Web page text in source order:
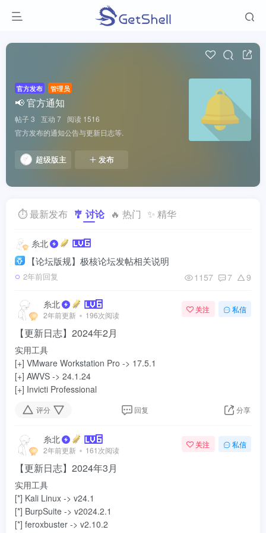
官方发布 管理员
📢 官方通知
帖子 3 互动 7
阅读 1516
官方发布的通知公告与更新日志等.
超级版主 发布
⏱ 最新发布 🎐 讨论 🔥 热门 ✨ 精华
糸北
【论坛版规】极核论坛发帖相关说明
2年前回复 1157 7 9
糸北
2年前更新 196次阅读
关注 私信
【更新日志】2024年2月
实用工具
[+] VMware Workstation Pro -> 17.5.1
[+] AWVS -> 24.1.24
[+] Invicti Professional
评分 回复 分享
糸北
2年前更新 161次阅读
关注 私信
【更新日志】2024年3月
实用工具
[*] Kali Linux -> v24.1
[*] BurpSuite -> v2024.2.1
[*] feroxbuster -> v2.10.2